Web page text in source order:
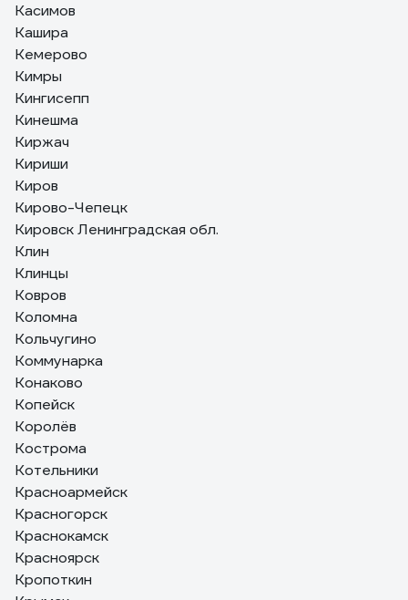
Касимов
Кашира
Кемерово
Кимры
Кингисепп
Кинешма
Киржач
Кириши
Киров
Кирово-Чепецк
Кировск Ленинградская обл.
Клин
Клинцы
Ковров
Коломна
Кольчугино
Коммунарка
Конаково
Копейск
Королёв
Кострома
Котельники
Красноармейск
Красногорск
Краснокамск
Красноярск
Кропоткин